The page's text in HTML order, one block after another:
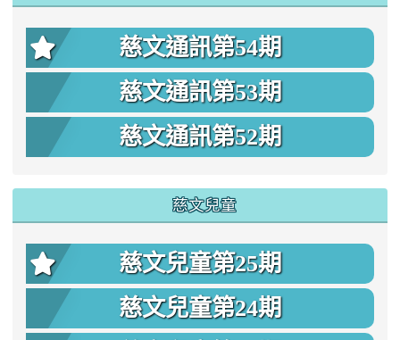
慈文通訊第54期
慈文通訊第53期
慈文通訊第52期
慈文兒童
慈文兒童第25期
慈文兒童第24期